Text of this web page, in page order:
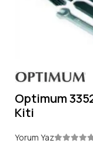
Optimum
Kiti
Yorum Yaz